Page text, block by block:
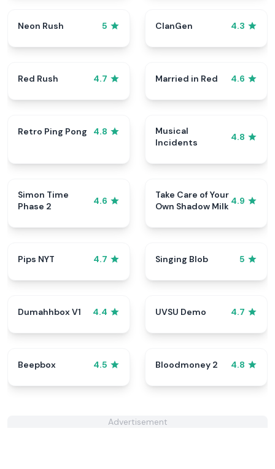
Neon Rush 5 ClanGen 4.3
Red Rush 4.7 Married in Red 4.6
Retro Ping Pong 4.8
Musical
Incidents
4.8
Simon Time
Phase 2
4.6
Take Care of Your
Own Shadow Milk 4.9
Pips NYT 4.7 Singing Blob 5
Dumahhbox V1 4.4 UVSU Demo 4.7
Beepbox 4.5 Bloodmoney 2 4.8
Advertisement